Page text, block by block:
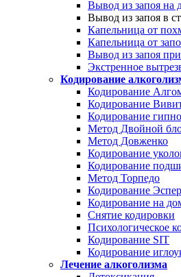
Вывод из запоя на
Вывод из запоя в
Капельница от
Капельница от
Вывод из запоя
Экстренное
Кодирование
Кодирование
Кодирование
Кодирование
Метод Двойной
Метод Довженко
Кодирование
Кодирование
Метод Торпедо
Кодирование
Кодирование на
Снятие кодировки
Психологическое
Кодирование SIT
Кодирование
Лечение алкоголизма